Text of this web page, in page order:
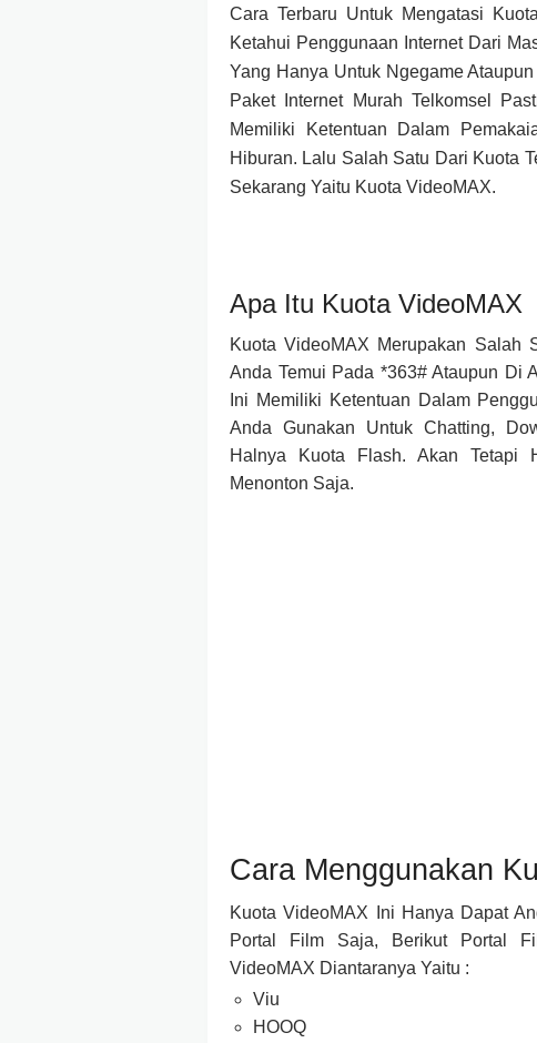
Cara Terbaru Untuk Mengatasi
Ketahui Penggunaan Internet Dari
Yang Hanya Untuk Ngegame
Paket Internet Murah Telkomsel
Memiliki Ketentuan Dalam
Hiburan. Lalu Salah Satu Dari Kuota
Sekarang Yaitu Kuota VideoMAX.
Apa Itu Kuota VideoMAX
Kuota VideoMAX Merupakan Salah
Anda Temui Pada *363# Ataupun Di
Ini Memiliki Ketentuan Dalam
Anda Gunakan Untuk Chatting,
Halnya Kuota Flash. Akan Tetapi
Menonton Saja.
Cara Menggunakan
Kuota VideoMAX Ini Hanya Dapat
Portal Film Saja, Berikut Portal
VideoMAX Diantaranya Yaitu :
Viu
HOOQ